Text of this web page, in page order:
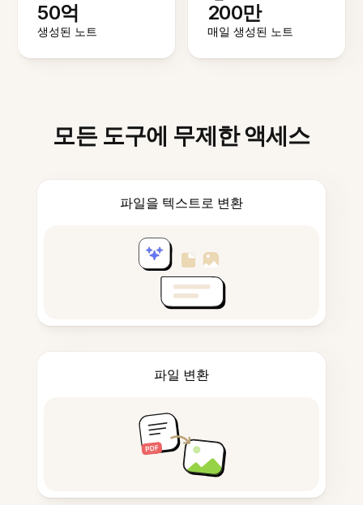
50억
생성된 노트
200만
매일 생성된 노트
모든 도구에 무제한 액세스
파일을 텍스트로 변환
파일 변환